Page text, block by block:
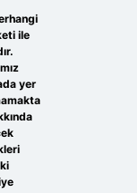
ile
yer